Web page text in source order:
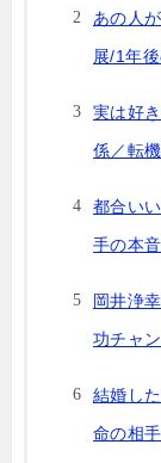
あの人
展/1年
実は好
係／転
都合い
手の本
岡井浄
功チャ
結婚し
命の相